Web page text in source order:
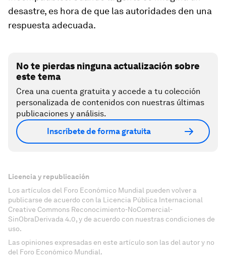
desastre, es hora de que las autoridades den una
respuesta adecuada.
No te pierdas ninguna actualización sobre
este tema
Crea una cuenta gratuita y accede a tu colección
personalizada de contenidos con nuestras últimas
publicaciones y análisis.
Inscríbete de forma gratuita
Licencia y republicación
Los artículos del Foro Económico Mundial pueden volver a
publicarse de acuerdo con la Licencia Pública Internacional
Creative Commons Reconocimiento-NoComercial-
SinObraDerivada 4.0, y de acuerdo con nuestras condiciones de
uso.
Las opiniones expresadas en este artículo son las del autor y no
del Foro Económico Mundial.